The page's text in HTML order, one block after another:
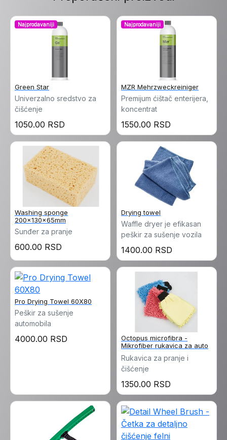
Najprodavaniji
Green Star
Univerzalno sredstvo za
čišćenje
1050.00 RSD
Najprodavaniji
MZR Mehrzweckreiniger
Premijum ćištač enterijera,
koncentrat
1550.00 RSD
Washing sponge
200x130x65mm
Sunđer za pranje
600.00 RSD
Drying towel
Waffle dryer je efikasan
peškir za sušenje vozila
1400.00 RSD
Pro Drying Towel 60X80
Peškir za sušenje
automobila
4000.00 RSD
Octopus microfibra -
Mikrofiber rukavica za auto
detailing
Rukavica za pranje i
čišćenje
1350.00 RSD